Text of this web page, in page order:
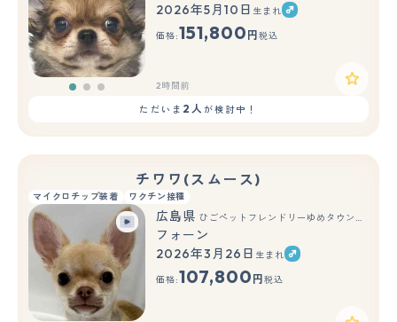
もっと見る
2026年5月10日 生まれ
価格:151,800 円 税込
2時間前
ただいま 2人が検討中！
チワワ(スムース)
マイクロチップ装着 ワクチン接種
もっと見る
広島県 ひごペットフレンドリーゆめタウン廿日市店
フォーン
2026年3月26日 生まれ
価格:107,800 円 税込